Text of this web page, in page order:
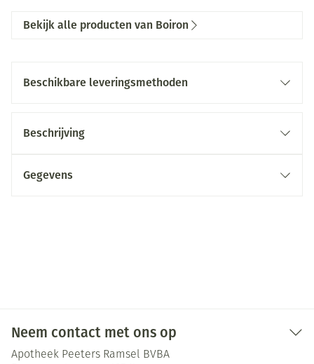
Bekijk alle producten van Boiron
Beschikbare leveringsmethoden
Beschrijving
Gegevens
Neem contact met ons op
Apotheek Peeters Ramsel BVBA